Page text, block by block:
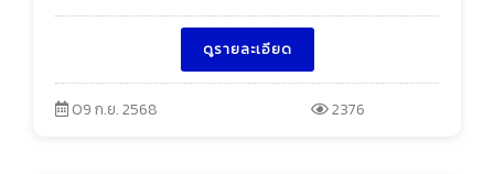
ดูรายละเอียด
09 ก.ย. 2568 2376